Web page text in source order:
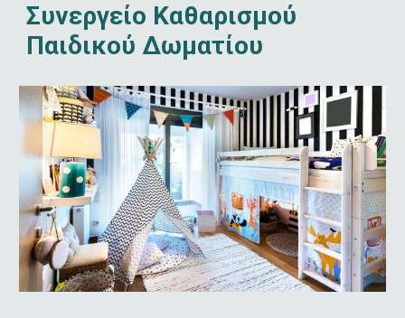
Συνεργείο Καθαρισμού
Παιδικού Δωματίου